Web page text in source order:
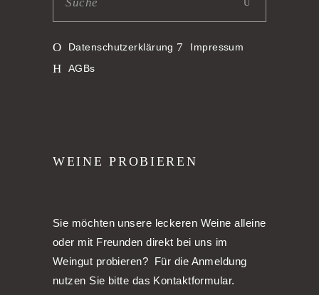
Datenschutzerklärung
Impressum
AGBs
WEINE PROBIEREN
Sie möchten unsere leckeren Weine alleine
oder mit Freunden direkt bei uns im
Weingut probieren? Für die Anmeldung
nutzen Sie bitte das Kontaktformular.